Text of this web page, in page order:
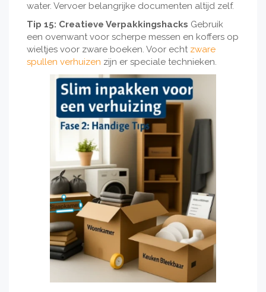
water. Vervoer belangrijke documenten altijd zelf.
Tip 15: Creatieve Verpakkingshacks Gebruik
een ovenwant voor scherpe messen en koffers op
wieltjes voor zware boeken. Voor echt zware
spullen verhuizen zijn er speciale technieken.